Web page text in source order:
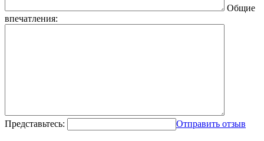
Общие
впечатления:
Представьтесь: Отправить отзыв